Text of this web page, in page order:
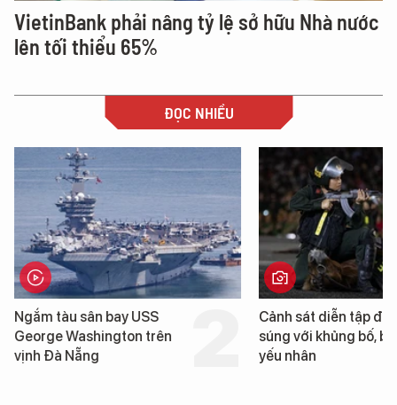
VietinBank phải nâng tỷ lệ sở hữu Nhà nước
lên tối thiểu 65%
ĐỌC NHIỀU
Ngắm tàu sân bay USS
George Washington trên
vịnh Đà Nẵng
Cảnh sát diễn tập
súng với khủng bố,
yếu nhân